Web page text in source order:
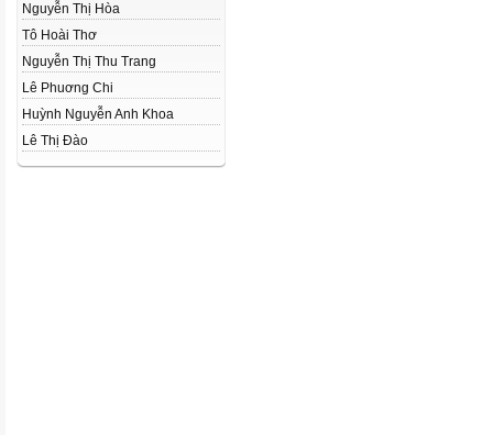
Nguyễn Thị Hòa
Tô Hoài Thơ
Nguyễn Thị Thu Trang
Lê Phuơng Chi
Huỳnh Nguyễn Anh Khoa
Lê Thị Đào